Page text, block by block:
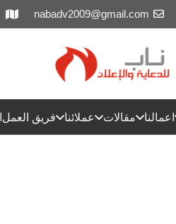
nabadv2009@gmail.com
اعمالنا مقالات عملائنا فريق العمل